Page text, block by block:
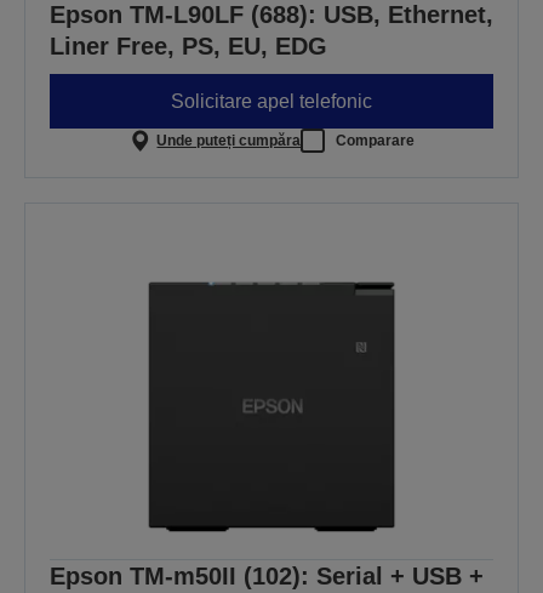
Epson TM-L90LF (688): USB, Ethernet,
Liner Free, PS, EU, EDG
Solicitare apel telefonic
Unde puteți cumpăra Comparare
Epson TM-m50II (102): Serial + USB +